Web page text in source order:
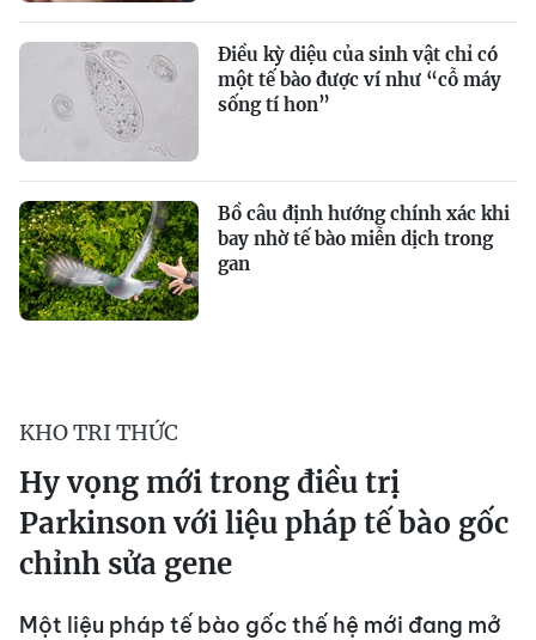
Điều kỳ diệu của sinh vật chỉ có
một tế bào được ví như “cỗ máy
sống tí hon”
Bồ câu định hướng chính xác khi
bay nhờ tế bào miễn dịch trong
gan
KHO TRI THỨC
Hy vọng mới trong điều trị
Parkinson với liệu pháp tế bào gốc
chỉnh sửa gene
Một liệu pháp tế bào gốc thế hệ mới đang mở